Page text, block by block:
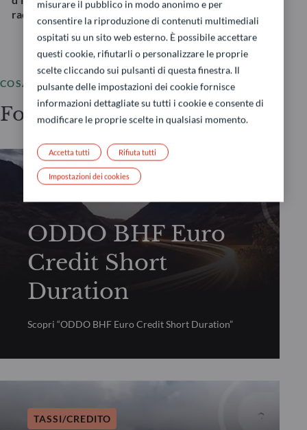
raccomandazione di investimento.
COSA OFFRIAMO
Fondi selezionati
TASSI/CREDITO
ODDO BHF Euro
Credit Short
Duration
Scopri “ODDO BHF Euro Credit Short Duration”
TASSI/CREDITO
misurare il pubblico in modo anonimo e per
consentire la riproduzione di contenuti multimediali
ospitati su un sito web esterno. È possibile accettare
questi cookie, rifiutarli o personalizzare le proprie
scelte cliccando sui pulsanti di questa finestra. Il
pulsante delle impostazioni dei cookie fornisce
informazioni dettagliate su tutti i cookie e consente di
modificare le proprie scelte in qualsiasi momento.
Rifiuta tutti
Accetta tutti
Impostazioni dei cookies